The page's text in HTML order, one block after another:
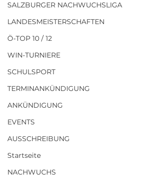
SALZBURGER NACHWUCHSLIGA
LANDESMEISTERSCHAFTEN
Ö-TOP 10 / 12
WIN-TURNIERE
SCHULSPORT
TERMINANKÜNDIGUNG
ANKÜNDIGUNG
EVENTS
AUSSCHREIBUNG
Startseite
NACHWUCHS